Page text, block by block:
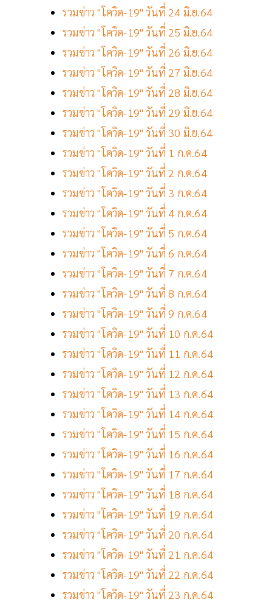
รวมข่าว "โควิด-19" วันที่ 24 มิ.ย.64
รวมข่าว "โควิด-19" วันที่ 25 มิ.ย.64
รวมข่าว "โควิด-19" วันที่ 26 มิ.ย.64
รวมข่าว "โควิด-19" วันที่ 27 มิ.ย.64
รวมข่าว "โควิด-19" วันที่ 28 มิ.ย.64
รวมข่าว "โควิด-19" วันที่ 29 มิ.ย.64
รวมข่าว "โควิด-19" วันที่ 30 มิ.ย.64
รวมข่าว "โควิด-19" วันที่ 1 ก.ค.64
รวมข่าว "โควิด-19" วันที่ 2 ก.ค.64
รวมข่าว "โควิด-19" วันที่ 3 ก.ค.64
รวมข่าว "โควิด-19" วันที่ 4 ก.ค.64
รวมข่าว "โควิด-19" วันที่ 5 ก.ค.64
รวมข่าว "โควิด-19" วันที่ 6 ก.ค.64
รวมข่าว "โควิด-19" วันที่ 7 ก.ค.64
รวมข่าว "โควิด-19" วันที่ 8 ก.ค.64
รวมข่าว "โควิด-19" วันที่ 9 ก.ค.64
รวมข่าว "โควิด-19" วันที่ 10 ก.ค.64
รวมข่าว "โควิด-19" วันที่ 11 ก.ค.64
รวมข่าว "โควิด-19" วันที่ 12 ก.ค.64
รวมข่าว "โควิด-19" วันที่ 13 ก.ค.64
รวมข่าว "โควิด-19" วันที่ 14 ก.ค.64
รวมข่าว "โควิด-19" วันที่ 15 ก.ค.64
รวมข่าว "โควิด-19" วันที่ 16 ก.ค.64
รวมข่าว "โควิด-19" วันที่ 17 ก.ค.64
รวมข่าว "โควิด-19" วันที่ 18 ก.ค.64
รวมข่าว "โควิด-19" วันที่ 19 ก.ค.64
รวมข่าว "โควิด-19" วันที่ 20 ก.ค.64
รวมข่าว "โควิด-19" วันที่ 21 ก.ค.64
รวมข่าว "โควิด-19" วันที่ 22 ก.ค.64
รวมข่าว "โควิด-19" วันที่ 23 ก.ค.64